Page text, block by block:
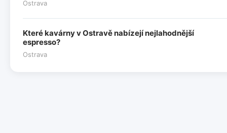
Ostrava
Které kavárny v Ostravě nabízejí nejlahodnější
espresso?
Ostrava